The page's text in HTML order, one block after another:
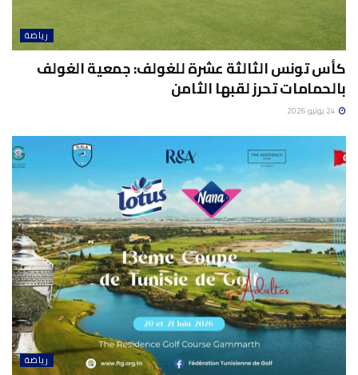
رياضة
كأس تونس الثالثة عشرة للغولف: جمعية الغولف
بالحمامات تحرز لقبها الثامن
رياضة